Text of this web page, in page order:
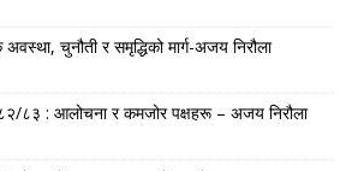
अवस्था, चुनौती र समृद्धिको मार्ग-अजय निरौला
८३ : आलोचना र कमजोर पक्षहरू – अजय निरौला